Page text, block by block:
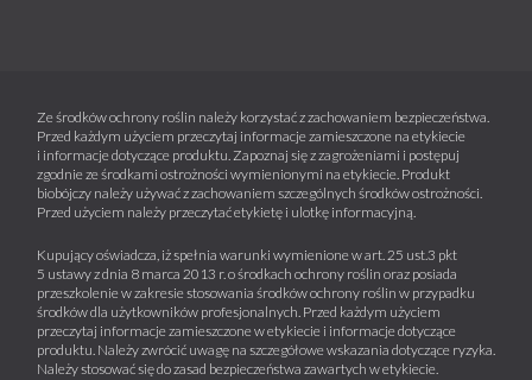
Ze środków ochrony roślin należy korzystać z zachowaniem bezpieczeństwa.
Przed każdym użyciem przeczytaj informacje zamieszczone na etykiecie
i informacje dotyczące produktu. Zapoznaj się z zagrożeniami i postępuj
zgodnie ze środkami ostrożności wymienionymi na etykiecie. Produkt
biobójczy należy używać z zachowaniem szczególnych środków ostrożności.
Przed użyciem należy przeczytać etykietę i ulotkę informacyjną.
Kupujący oświadcza, iż spełnia warunki wymienione w art. 25 ust.3 pkt
5 ustawy z dnia 8 marca 2013 r. o środkach ochrony roślin oraz posiada
przeszkolenie w zakresie stosowania środków ochrony roślin w przypadku
środków dla użytkowników profesjonalnych. Przed każdym użyciem
przeczytaj informacje zamieszczone w etykiecie i informacje dotyczące
produktu. Należy zwrócić uwagę na szczegółowe wskazania dotyczące ryzyka.
Należy stosować się do zasad bezpieczeństwa zawartych w etykiecie.